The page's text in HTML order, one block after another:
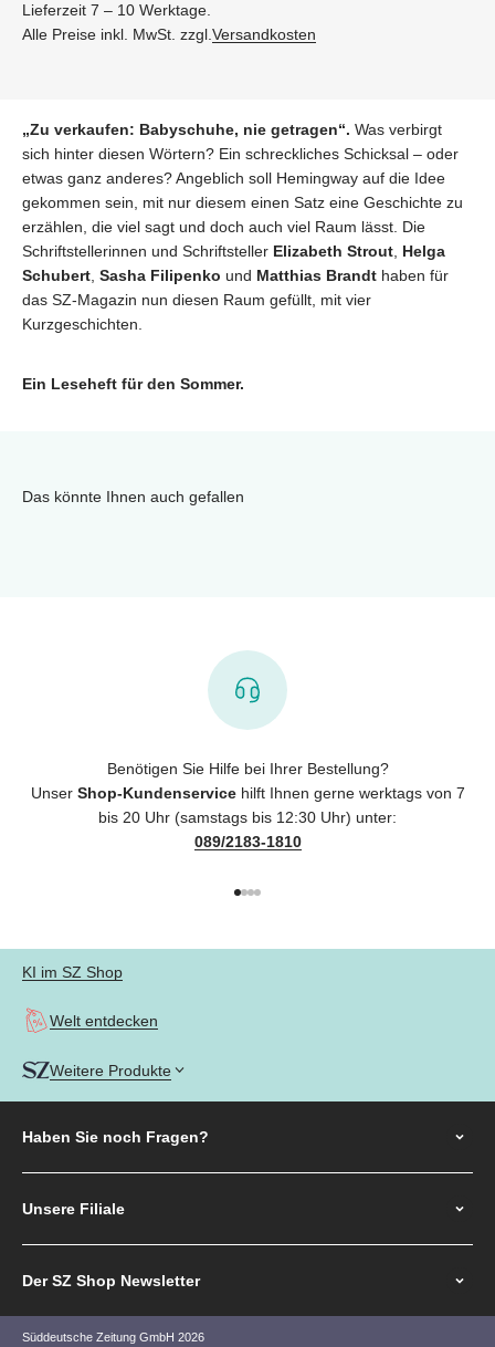
Lieferzeit 7 – 10 Werktage.
Alle Preise inkl. MwSt. zzgl.Versandkosten
„Zu verkaufen: Babyschuhe, nie getragen“. Was verbirgt
sich hinter diesen Wörtern? Ein schreckliches Schicksal – oder
etwas ganz anderes? Angeblich soll Hemingway auf die Idee
gekommen sein, mit nur diesem einen Satz eine Geschichte zu
erzählen, die viel sagt und doch auch viel Raum lässt. Die
Schriftstellerinnen und Schriftsteller Elizabeth Strout, Helga
Schubert, Sasha Filipenko und Matthias Brandt haben für
das SZ-Magazin nun diesen Raum gefüllt, mit vier
Kurzgeschichten.
Ein Leseheft für den Sommer.
Das könnte Ihnen auch gefallen
Benötigen Sie Hilfe bei Ihrer Bestellung?
Unser Shop-Kundenservicehilft Ihnen gerne werktags von 7
bis 20 Uhr (samstags bis 12:30 Uhr) unter:
089/2183-1810
KI im SZ Shop
Welt entdecken
Weitere Produkte
Haben Sie noch Fragen?
Unsere Filiale
Der SZ Shop Newsletter
Süddeutsche Zeitung GmbH 2026